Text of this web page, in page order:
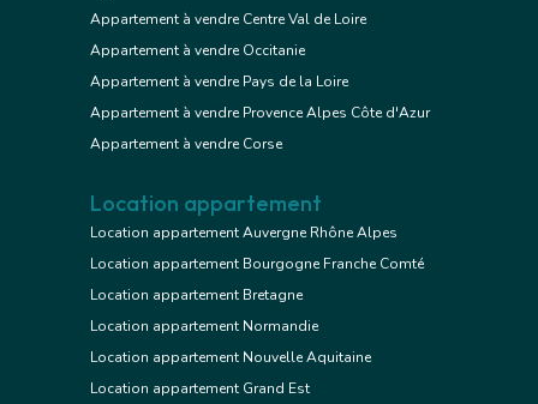
Appartement à vendre Centre Val de Loire
Appartement à vendre Occitanie
Appartement à vendre Pays de la Loire
Appartement à vendre Provence Alpes Côte d'Azur
Appartement à vendre Corse
Location appartement
Location appartement Auvergne Rhône Alpes
Location appartement Bourgogne Franche Comté
Location appartement Bretagne
Location appartement Normandie
Location appartement Nouvelle Aquitaine
Location appartement Grand Est